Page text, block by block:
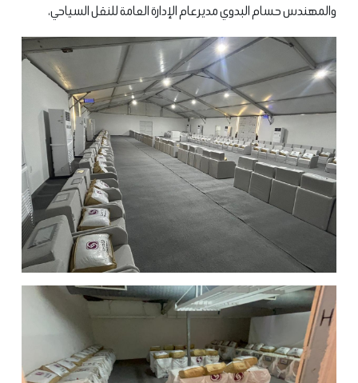
والمهندس حسام البدوي مدير عام الإدارة العامة للنقل السياحي،